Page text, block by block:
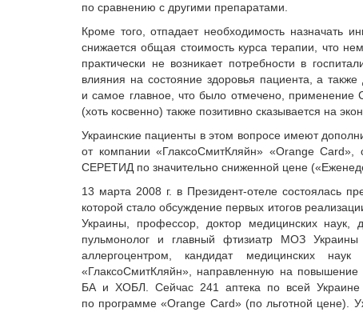
по сравнению с другими препаратами.
Кроме того, отпадает необходимость назначать
снижается общая стоимость курса терапии, что
практически не возникает потребности в
влияния на состояние здоровья пациента, а
и самое главное, что было отмечено, применение
(хоть косвенно) также позитивно сказывается на
Украинские пациенты в этом вопросе имеют
от компании «ГлаксоСмитКляйн» «Orange Card»,
СЕРЕТИД по значительно сниженной цене
13 марта 2008 г. в Президент-отеле состоялась
которой стало обсуждение первых итогов
Украины, профессор, доктор медицинских наук,
пульмонолог и главный фтизиатр МОЗ Украины
аллергоцентром, кандидат медицинских наук
«ГлаксоСмитКляйн», направленную на
БА и ХОБЛ. Сейчас 241 аптека по всей Украине
по программе «Orange Card» (по льготной цене).